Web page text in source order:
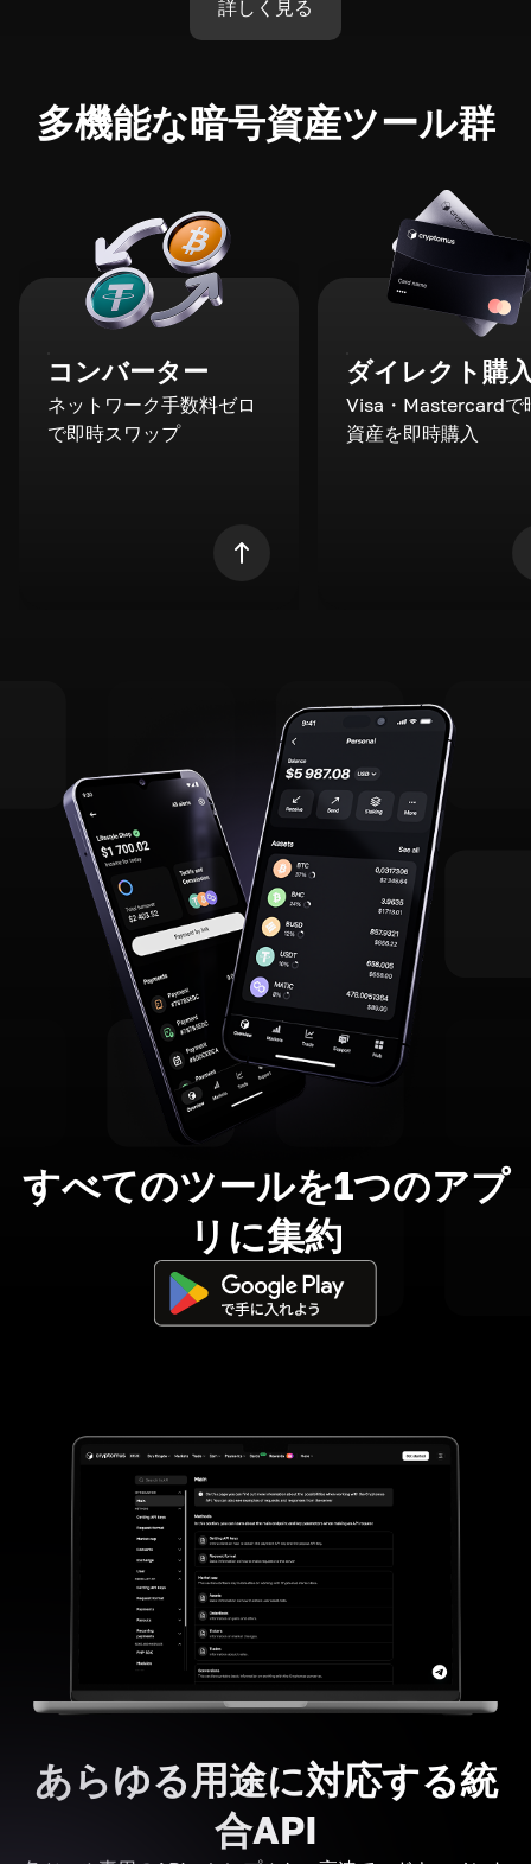
詳しく見る
多機能な暗号資産ツール群
コンバーター
ネットワーク手数料ゼロ
で即時スワップ
ダイレクト購
Visa・Mastercardで
資産を即時購入
すべてのツールを1つのアプ
リに集約
あらゆる用途に対応する統
合API